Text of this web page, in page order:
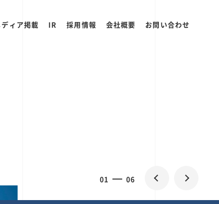
ィア掲載 IR 採用情報 会社概要 お問い合わせ
01 06